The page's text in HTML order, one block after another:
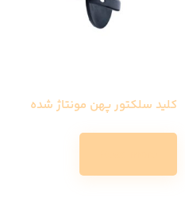
کلید سلکتور پهن مونتاژ شده